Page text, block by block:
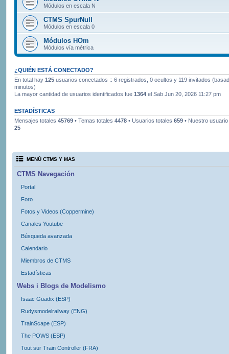
Módulos en escala N
CTMS SpurNull
Módulos en escala 0
Módulos HOm
Módulos vía métrica
¿QUIÉN ESTÁ CONECTADO?
En total hay 125 usuarios conectados :: 6 registrados, 0 ocultos y 119 invitados
minutos)
La mayor cantidad de usuarios identificados fue 1364 el Sab Jun 20, 2026 11:27 pm
ESTADÍSTICAS
Mensajes totales 45769 • Temas totales 4478 • Usuarios totales 659 • Nuestro
25
MENÚ CTMS Y MAS
CTMS Navegación
Portal
Foro
Fotos y Videos (Coppermine)
Canales Youtube
Búsqueda avanzada
Calendario
Miembros de CTMS
Estadísticas
Webs i Blogs de Modelismo
Isaac Guadix (ESP)
Rudysmodelrailway (ENG)
TrainScape (ESP)
The POWS (ESP)
Tout sur Train Controller (FRA)